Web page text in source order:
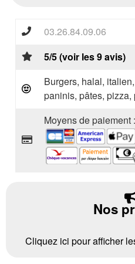
03.26.84.09.06
5/5 (voir les 9 avis)
Burgers, halal,
paninis, pâtes,
Moyens de paiement :
Nos
Cliquez ici pour afficher